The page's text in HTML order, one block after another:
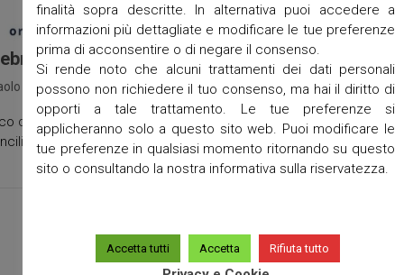
e Confessioni Natale 2024
parrocchie /unità pastorale /No Comments/Dicembre 21, 2024
delle disponibilità di trovare un sacerdote per il Sacramento
Natale 2024
finalità sopra descritte. In alternativa puoi accedere a
informazioni più dettagliate e modificare le tue preferenze
prima di acconsentire o di negare il consenso.
Si rende noto che alcuni trattamenti dei dati personali
possono non richiedere il tuo consenso, ma hai il diritto di
opporti a tale trattamento. Le tue preferenze si
applicheranno solo a questo sito web. Puoi modificare le
tue preferenze in qualsiasi momento ritornando su questo
sito o consultando la nostra informativa sulla riservatezza.
Accetta tutti Accetta Rifiuta tutto